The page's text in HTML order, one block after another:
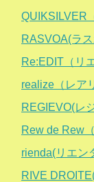
QUIKSILVER
RASVOA(ラ
Re:EDIT（リ
realize（レア
REGIEVO(レ
Rew de Rew
rienda(リエン
RIVE